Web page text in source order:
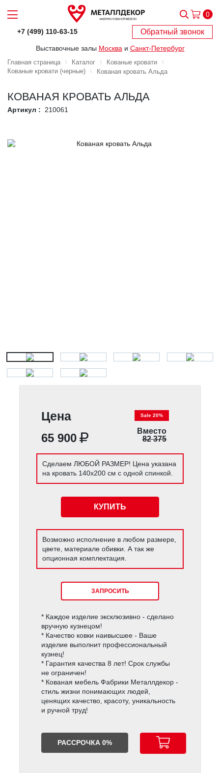
0
+7 (499) 110-63-15 Обратный звонок
Выставочные залы Москва и Санкт-Петербург
Главная страница Каталог
Кованые кровати
Кованые кровати (черные)
Кованая кровать Альда
КОВАНАЯ КРОВАТЬ АЛЬДА
Артикул : 210061
Цена
65 900
Sale 20%
Вместо
82 375
Сделаем ЛЮБОЙ РАЗМЕР! Цена указана
на кровать 140х200 см с одной спинкой.
КУПИТЬ
Возможно исполнение в любом размере,
цвете, материале обивки. А так же
опционная комплектация.
ЗАПРОСИТЬ
* Каждое изделие эксклюзивно - сделано
вручную кузнецом!
* Качество ковки наивысшее - Ваше
изделие выполнит профессиональный
кузнец!
* Гарантия качества 8 лет! Срок службы
не ограничен!
* Кованая мебель Фабрики Металлдекор -
стиль жизни понимающих людей,
ценящих качество, красоту, уникальность
и ручной труд!
РАССРОЧКА 0%